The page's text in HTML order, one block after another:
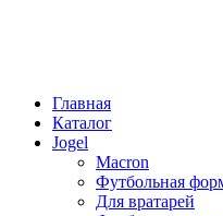
Главная
Каталог
Jogel
Macron
Футбольная
Для вратарей